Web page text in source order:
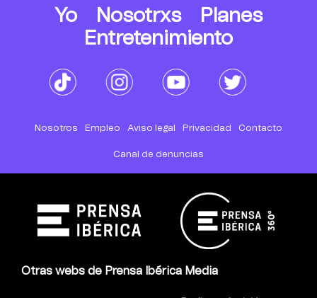
Yo Nosotrxs
Planes
Entretenimiento
Nosotros Empleo Aviso legal Privacidad Contacto
Canal de denuncias
Otras webs de Prensa Ibérica Media